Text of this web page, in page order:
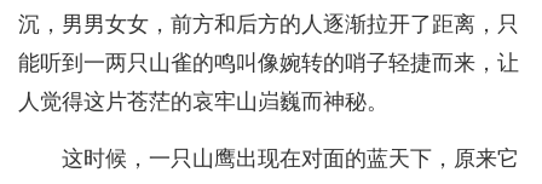
沉，男男女女，前方和后方的人逐渐拉开了距离，只
能听到一两只山雀的鸣叫像婉转的哨子轻捷而来，让
人觉得这片苍茫的哀牢山岿巍而神秘。
这时候，一只山鹰出现在对面的蓝天下，原来它